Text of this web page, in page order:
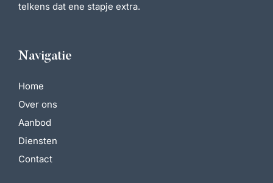
telkens dat ene stapje extra.
Navigatie
Home
Over ons
Aanbod
Diensten
Contact